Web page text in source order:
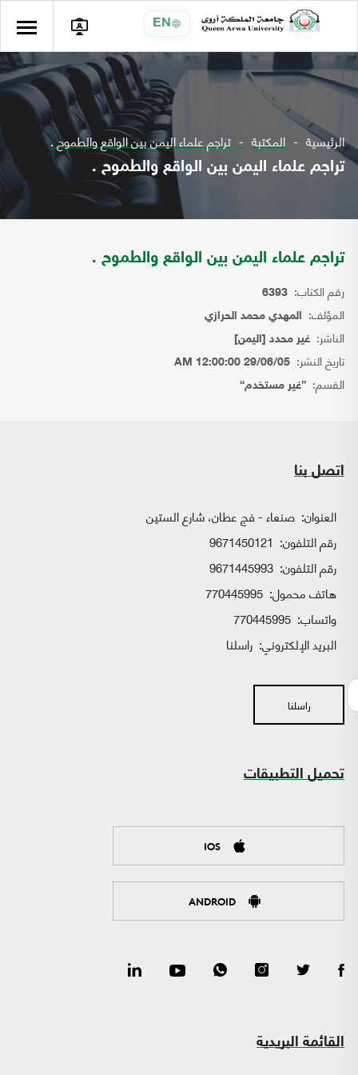
EN
الرئيسية المكتبة تراجم علماء اليمن بين الواقع والطموح .
تراجم علماء اليمن بين الواقع والطموح .
تراجم علماء اليمن بين الواقع والطموح .
رقم الكتاب: 6393
المؤلف: المهدي محمد الحرازي
الناشر: غير محدد [اليمن]
تاريخ النشر: 29/06/05 12:00:00 AM
القسم: {غير مستخدم}
اتصل بنا
العنوان: صنعاء - فج عطان، شارع الستين
رقم التلفون: 9671450121
رقم التلفون: 9671445993
هاتف محمول: 770445995
واتساب:
البريد الإلكتروني: راسلنا
راسلنا
تحميل التطبيقات
IOS
ANDROID
القائمة البريدية